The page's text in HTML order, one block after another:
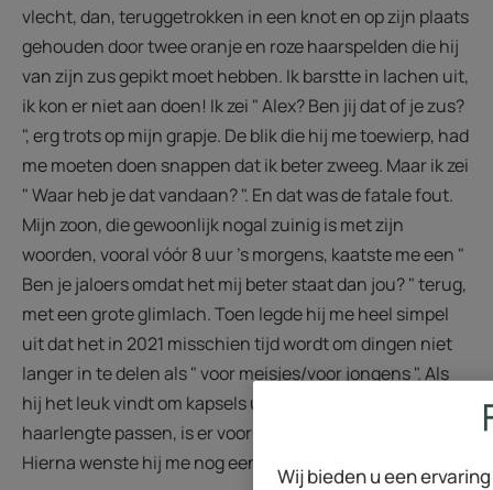
vlecht, dan, teruggetrokken in een knot en op zijn plaats
gehouden door twee oranje en roze haarspelden die hij
van zijn zus gepikt moet hebben. Ik barstte in lachen uit,
ik kon er niet aan doen! Ik zei " Alex? Ben jij dat of je zus?
", erg trots op mijn grapje. De blik die hij me toewierp, had
me moeten doen snappen dat ik beter zweeg. Maar ik zei
" Waar heb je dat vandaan? ". En dat was de fatale fout.
Mijn zoon, die gewoonlijk nogal zuinig is met zijn
woorden, vooral vóór 8 uur 's morgens, kaatste me een "
Ben je jaloers omdat het mij beter staat dan jou? " terug,
met een grote glimlach. Toen legde hij me heel simpel
uit dat het in 2021 misschien tijd wordt om dingen niet
langer in te delen als " voor meisjes/voor jongens ". Als
hij het leuk vindt om kapsels uit te proberen die bij zijn
haarlengte passen, is er voor hem geen probleem.
Hierna wenste hij me nog een “fijne dag, mama”.
Wij bieden u een